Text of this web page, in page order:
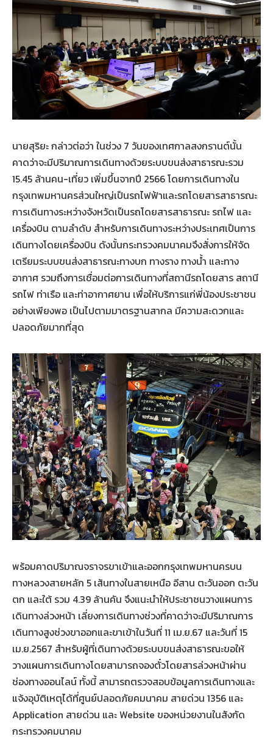
นายสุริยะ กล่าวต่อว่า ในช่วง 7 วันของเทศกาลสงกรานต์นั้น
คาดว่าจะมีปริมาณการเดินทางด้วยระบบขนส่งสาธารณะรวม
15.45 ล้านคน-เที่ยว เพิ่มขึ้นจากปี 2566 โดยการเดินทางใน
กรุงเทพมหานครส่วนใหญ่เป็นรถไฟฟ้าและรถโดยสารสาธารณะ
การเดินทางระหว่างจังหวัดเป็นรถโดยสารสาธารณะ รถไฟ และ
เครื่องบิน ตามลำดับ สำหรับการเดินทางระหว่างประเทศเป็นการ
เดินทางโดยเครื่องบิน ดังนั้นกระทรวงคมนาคมจึงสั่งการให้จัด
เตรียมระบบขนส่งสาธารณะทางบก ทางราง ทางน้ำ และทาง
อากาศ รวมถึงการเชื่อมต่อการเดินทางที่สถานีรถโดยสาร สถานี
รถไฟ ท่าเรือ และท่าอากาศยาน เพื่อให้บริการแก่พี่น้องประชาชน
อย่างเพียงพอ เป็นไปตามมาตรฐานสากล มีความสะดวกและ
ปลอดภัยมากที่สุด
พร้อมคาดปริมาณจราจรขาเข้าและออกกรุงเทพมหานครบน
ทางหลวงสายหลัก 5 เส้นทางในสายเหนือ อีสาน ตะวันออก ตะวัน
ตก และใต้ รวม 4.39 ล้านคัน จึงแนะนำให้ประชาชนวางแผนการ
เดินทางล่วงหน้า เลี่ยงการเดินทางช่วงที่คาดว่าจะมีปริมาณการ
เดินทางสูงช่วงขาออกและขาเข้าในวันที่ 11 เม.ย.67 และวันที่ 15
เม.ย.2567 สำหรับผู้ที่เดินทางด้วยระบบขนส่งสาธารณะขอให้
วางแผนการเดินทางโดยสามารถจองตั๋วโดยสารล่วงหน้าผ่าน
ช่องทางออนไลน์ ทั้งนี้ สามารถตรวจสอบข้อมูลการเดินทางและ
แจ้งอุบัติเหตุได้ที่ศูนย์ปลอดภัยคมนาคม สายด่วน 1356 และ
Application สายด่วน และ Website ของหน่วยงานในสังกัด
กระทรวงคมนาคม